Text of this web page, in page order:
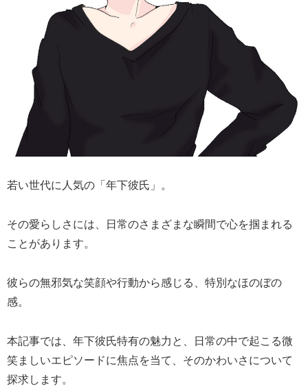
若い世代に人気の「年下彼氏」。
その愛らしさには、日常のさまざまな瞬間で心を掴まれる
ことがあります。
彼らの無邪気な笑顔や行動から感じる、特別なほのぼの
感。
本記事では、年下彼氏特有の魅力と、日常の中で起こる微
笑ましいエピソードに焦点を当て、そのかわいさについて
探求します。